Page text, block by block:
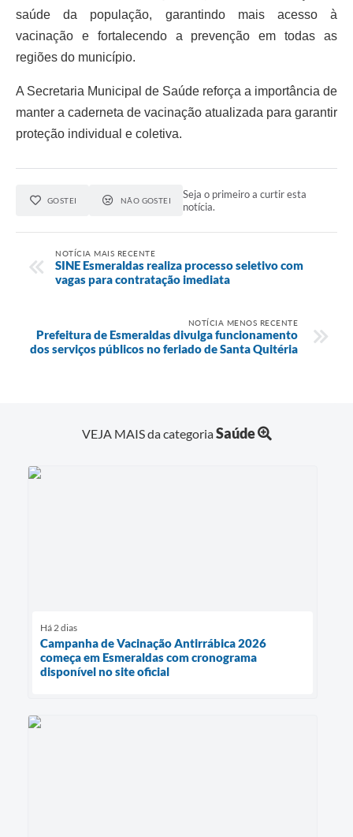
saúde da população, garantindo mais acesso à
vacinação e fortalecendo a prevenção em todas as
regiões do município.
A Secretaria Municipal de Saúde reforça a importância de
manter a caderneta de vacinação atualizada para garantir
proteção individual e coletiva.
GOSTEI NÃO GOSTEI
Seja o primeiro a curtir esta
notícia.
NOTÍCIA MAIS RECENTE
SINE Esmeraldas realiza processo seletivo com
vagas para contratação imediata
NOTÍCIA MENOS RECENTE
Prefeitura de Esmeraldas divulga funcionamento
dos serviços públicos no feriado de Santa Quitéria
VEJA MAIS da categoriaSaúde
Há 2 dias
Campanha de Vacinação Antirrábica 2026
começa em Esmeraldas com cronograma
disponível no site oficial